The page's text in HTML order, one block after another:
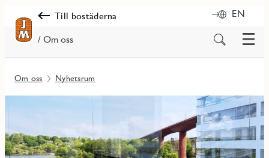
Till bostäderna EN
/ Om oss
Sök
innehåll
Meny
Om oss Nyhetsrum